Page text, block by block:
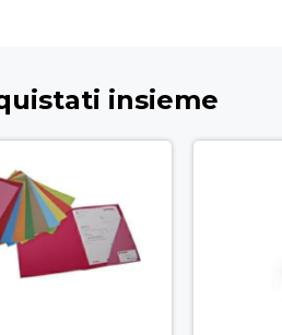
insieme